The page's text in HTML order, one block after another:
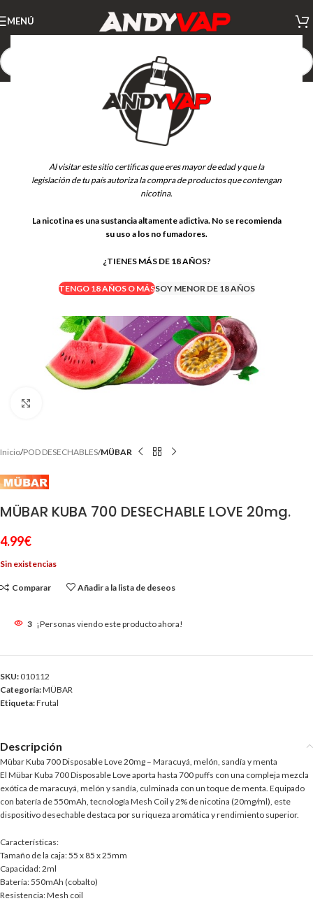
Al visitar este sitio certificas que eres mayor de edad y que la
legislación de tu país autoriza la compra de productos que contengan
nicotina.
La nicotina es una sustancia altamente adictiva. No se recomienda
su uso a los no fumadores.
¿TIENES MÁS DE 18 AÑOS?
TENGO 18 AÑOS O MÁSSOY MENOR DE 18 AÑOS
MENÚ
Inicio POD DESECHABLES MÜBAR
MÜBAR KUBA 700 DESECHABLE LOVE 20mg.
4.99€
Sin existencias
Comparar Añadir a la lista de deseos
3 ¡Personas viendo este producto ahora!
SKU: 010112
Categoría:MÜBAR
Etiqueta:Frutal
Descripción
Mübar Kuba 700 Disposable Love 20mg – Maracuyá, melón, sandía y menta
El Mübar Kuba 700 Disposable Love aporta hasta 700 puffs con una compleja mezcla
exótica de maracuyá, melón y sandía, culminada con un toque de menta. Equipado
con batería de 550mAh, tecnología Mesh Coil y 2% de nicotina (20mg/ml), este
dispositivo desechable destaca por su riqueza aromática y rendimiento superior.
Características:
Tamaño de la caja: 55 x 85 x 25mm
Capacidad: 2ml
Batería: 550mAh (cobalto)
Resistencia: Mesh coil